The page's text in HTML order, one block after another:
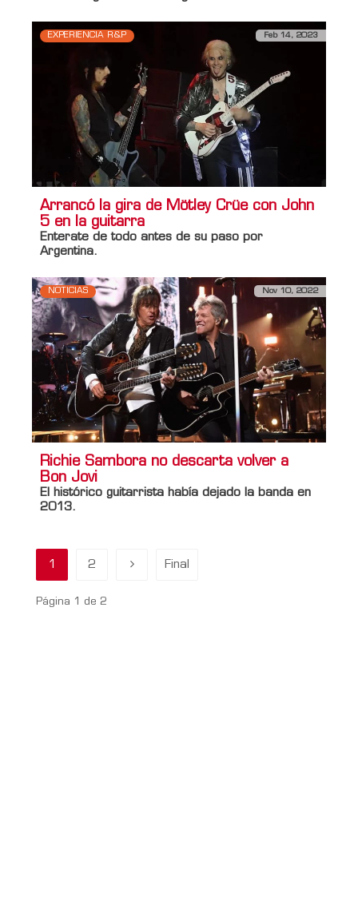
EXPERIENCIA R&P Feb 14, 2023
Arrancó la gira de Mötley Crüe con John
5 en la guitarra
Enterate de todo antes de su paso por
Argentina.
NOTICIAS Nov 10, 2022
Richie Sambora no descarta volver a
Bon Jovi
El histórico guitarrista había dejado la banda en
2013.
1 2 Final
Página 1 de 2